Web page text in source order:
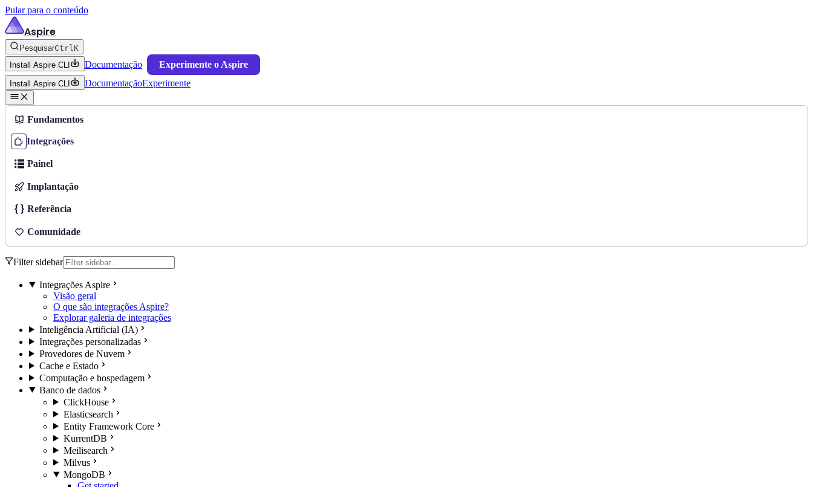
Pular para o conteúdo
Aspire
PesquisarCtrlK
Install Aspire CLI
Documentação Experimente o Aspire
Install Aspire CLI DocumentaçãoExperimente
Fundamentos
Integrações
Painel
Implantação
Referência
Comunidade
Filter sidebar
Integrações Aspire
Visão geral
O que são integrações Aspire?
Explorar galeria de integrações
Inteligência Artificial (IA)
Integrações personalizadas
Provedores de Nuvem
Cache e Estado
Computação e hospedagem
Banco de dados
ClickHouse
Elasticsearch
Entity Framework Core
KurrentDB
Meilisearch
Milvus
MongoDB